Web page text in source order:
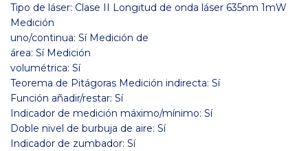
Tipo de láser: Clase II Longitud de onda láser 635nm 1mW
Medición
uno/continua: Sí Medición de
área: Sí Medición
volumétrica: Sí
Teorema de Pitágoras Medición indirecta: Sí
Función añadir/restar: Sí
Indicador de medición máximo/mínimo: Sí
Doble nivel de burbuja de aire: Sí
Indicador de zumbador: Sí